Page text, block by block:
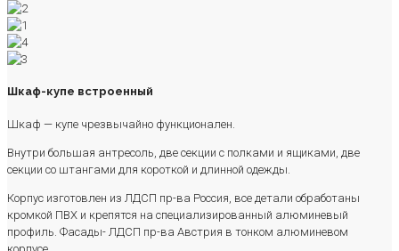
Шкаф-купе встроенный
Шкаф — купе чрезвычайно функционален.
Внутри большая антресоль, две секции с полками и ящиками, две
секции со штангами для короткой и длинной одежды.
Корпус изготовлен из ЛДСП пр-ва Россия, все детали обработаны
кромкой ПВХ и крепятся на специализированный алюминевый
профиль. Фасады- ЛДСП пр-ва Австрия в тонком алюминевом